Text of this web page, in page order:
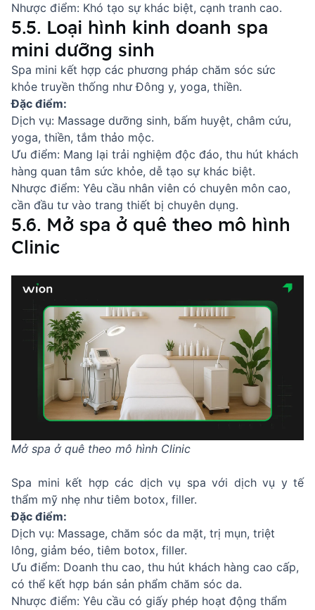
Nhược điểm: Khó tạo sự khác biệt, cạnh tranh cao.
5.5. Loại hình kinh doanh spa
mini dưỡng sinh
Spa mini kết hợp các phương pháp chăm sóc sức
khỏe truyền thống như Đông y, yoga, thiền.
Đặc điểm:
Dịch vụ: Massage dưỡng sinh, bấm huyệt, châm cứu,
yoga, thiền, tắm thảo mộc.
Ưu điểm: Mang lại trải nghiệm độc đáo, thu hút khách
hàng quan tâm sức khỏe, dễ tạo sự khác biệt.
Nhược điểm: Yêu cầu nhân viên có chuyên môn cao,
cần đầu tư vào trang thiết bị chuyên dụng.
5.6. Mở spa ở quê theo mô hình
Clinic
Mở spa ở quê theo mô hình Clinic
Spa mini kết hợp các dịch vụ spa với dịch vụ y tế
thẩm mỹ nhẹ như tiêm botox, filler.
Đặc điểm:
Dịch vụ: Massage, chăm sóc da mặt, trị mụn, triệt
lông, giảm béo, tiêm botox, filler.
Ưu điểm: Doanh thu cao, thu hút khách hàng cao cấp,
có thể kết hợp bán sản phẩm chăm sóc da.
Nhược điểm: Yêu cầu có giấy phép hoạt động thẩm